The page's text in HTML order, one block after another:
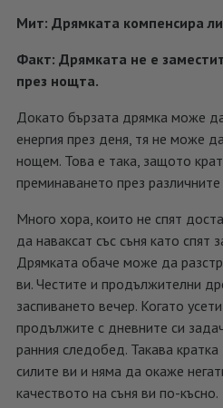
Мит: Дрямката компенсира
Факт: Дрямката не е
през нощта.
Докато бързата дрямка може
енергия през деня, тя не може
нощем. Това е така, защото
преминаването през
Много хора, които не спят
да наваксат със съня като спят
Дрямката обаче може да
ви. Честите и продължителни
заспиването вечер. Когато
продължите с дневните си
ранния следобед. Такава
силите ви и няма да окаже
качеството на съня ви по-късно.